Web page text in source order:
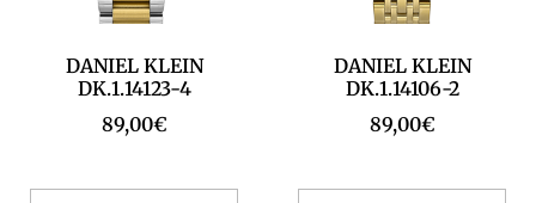
DANIEL KLEIN
DK.1.14123-4
89,00€
DANIEL KLEIN
DK.1.14106-2
89,00€